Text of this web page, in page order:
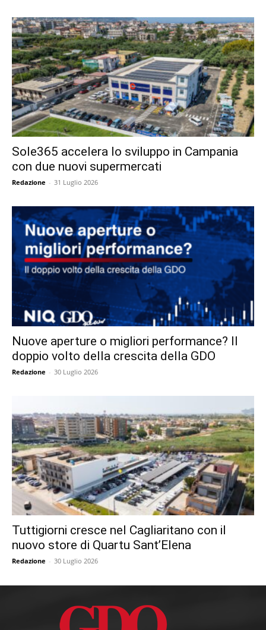
Sole365 accelera lo sviluppo in Campania
con due nuovi supermercati
Redazione - 31 Luglio 2026
Nuove aperture o migliori performance? Il
doppio volto della crescita della GDO
Redazione - 30 Luglio 2026
Tuttigiorni cresce nel Cagliaritano con il
nuovo store di Quartu Sant’Elena
Redazione - 30 Luglio 2026